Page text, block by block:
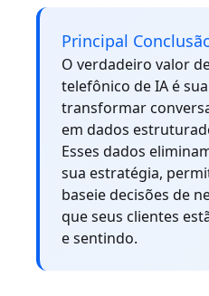
Principal
O verdadeiro valor
telefônico de IA é
transformar
em dados
Esses dados
sua estratégia,
baseie decisões de
que seus clientes
e sentindo.